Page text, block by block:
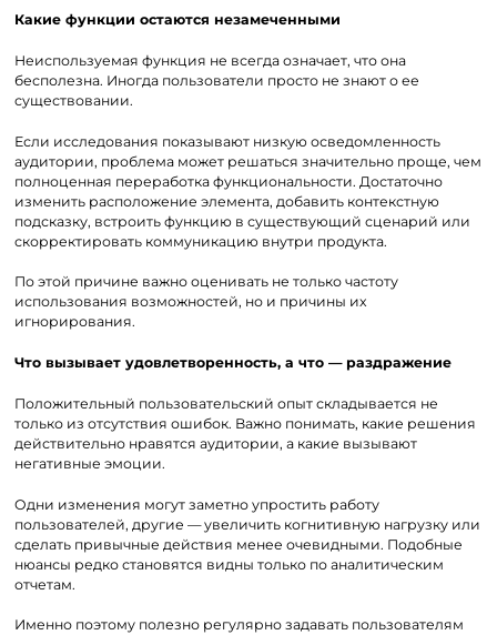
Какие функции остаются незамеченными
Неиспользуемая функция не всегда означает, что она
бесполезна. Иногда пользователи просто не знают о ее
существовании.
Если исследования показывают низкую осведомленность
аудитории, проблема может решаться значительно проще, чем
полноценная переработка функциональности. Достаточно
изменить расположение элемента, добавить контекстную
подсказку, встроить функцию в существующий сценарий или
скорректировать коммуникацию внутри продукта.
По этой причине важно оценивать не только частоту
использования возможностей, но и причины их
игнорирования.
Что вызывает удовлетворенность, а что — раздражение
Положительный пользовательский опыт складывается не
только из отсутствия ошибок. Важно понимать, какие решения
действительно нравятся аудитории, а какие вызывают
негативные эмоции.
Одни изменения могут заметно упростить работу
пользователей, другие — увеличить когнитивную нагрузку или
сделать привычные действия менее очевидными. Подобные
нюансы редко становятся видны только по аналитическим
отчетам.
Именно поэтому полезно регулярно задавать пользователям